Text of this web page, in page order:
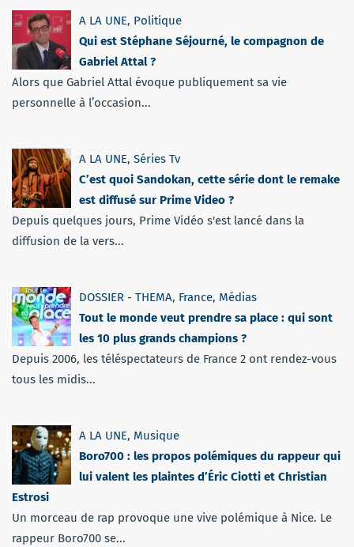
A LA UNE, Politique
Qui est Stéphane Séjourné, le compagnon de
Gabriel Attal ?
Alors que Gabriel Attal évoque publiquement sa vie
personnelle à l’occasion...
A LA UNE, Séries Tv
C’est quoi Sandokan, cette série dont le remake
est diffusé sur Prime Video ?
Depuis quelques jours, Prime Vidéo s'est lancé dans la
diffusion de la vers...
DOSSIER - THEMA, France, Médias
Tout le monde veut prendre sa place : qui sont
les 10 plus grands champions ?
Depuis 2006, les téléspectateurs de France 2 ont rendez-vous
tous les midis...
A LA UNE, Musique
Boro700 : les propos polémiques du rappeur qui
lui valent les plaintes d’Éric Ciotti et Christian
Estrosi
Un morceau de rap provoque une vive polémique à Nice. Le
rappeur Boro700 se...